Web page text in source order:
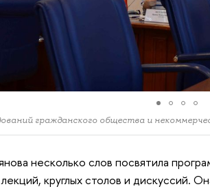
гражданского общества и
несколько слов посвятила
круглых столов и дискуссий.